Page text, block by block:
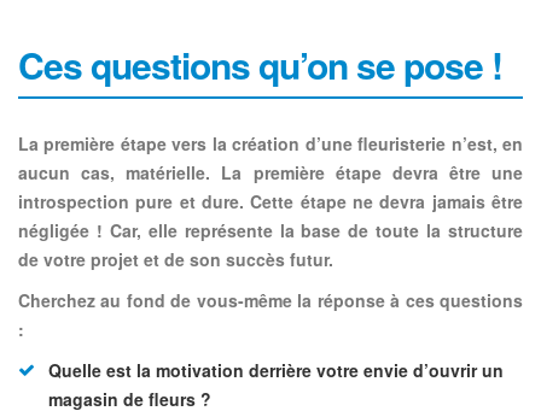
Ces questions qu’on se pose !
La première étape vers la création d’une fleuristerie n’est, en
aucun cas, matérielle. La première étape devra être une
introspection pure et dure.Cette étape ne devra jamais être
négligée ! Car, elle représente la base de toute la structure
de votre projet et de son succès futur.
Cherchez au fond de vous-même la réponse à ces questions
:
Quelle est la motivation derrière votre envie d’ouvrir un
magasin de fleurs ?